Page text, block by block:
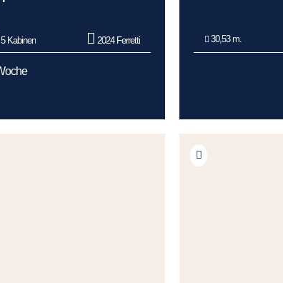
5 Kabinen 2024 Ferretti 30,53 m.